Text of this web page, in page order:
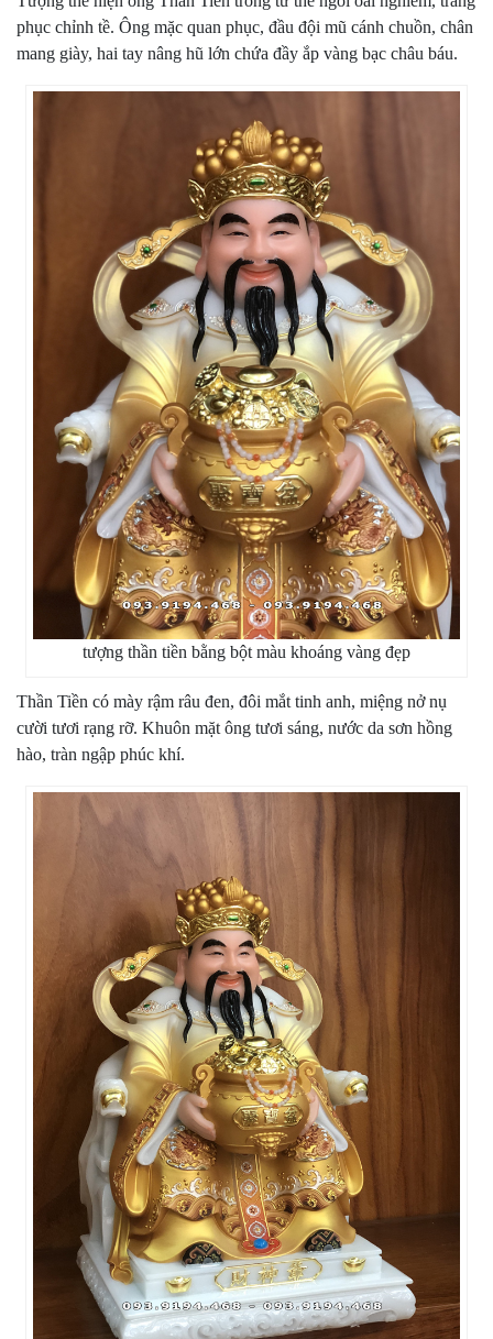
phục chỉnh tề. Ông mặc quan phục, đầu đội mũ cánh chuồn, chân
mang giày, hai tay nâng hũ lớn chứa đầy ắp vàng bạc châu báu.
tượng thần tiền bằng bột màu khoáng vàng đẹp
Thần Tiền có mày rậm râu đen, đôi mắt tinh anh, miệng nở nụ
cười tươi rạng rỡ. Khuôn mặt ông tươi sáng, nước da sơn hồng
hào, tràn ngập phúc khí.